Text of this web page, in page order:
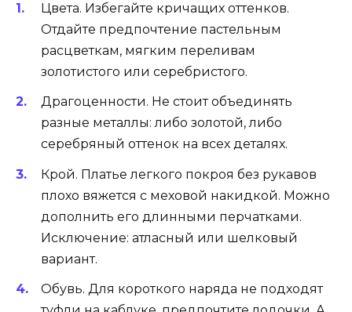
Цвета. Избегайте кричащих оттенков.
Отдайте предпочтение пастельным
расцветкам, мягким переливам
золотистого или серебристого.
Драгоценности. Не стоит объединять
разные металлы: либо золотой, либо
серебряный оттенок на всех деталях.
Крой. Платье легкого покроя без рукавов
плохо вяжется с меховой накидкой. Можно
дополнить его длинными перчатками.
Исключение: атласный или шелковый
вариант.
Обувь. Для короткого наряда не подходят